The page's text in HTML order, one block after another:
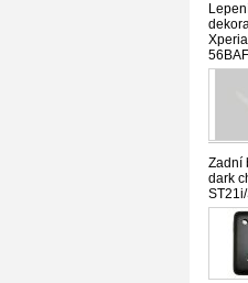
Zadní
dark